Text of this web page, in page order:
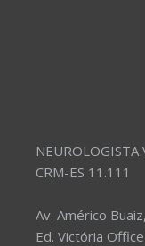
NEUROLOGISTA
CRM-ES 11.111
Av. Américo
Ed. Victória